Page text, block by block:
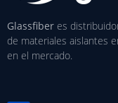
Glassfiber es
de materiales aislantes
en el mercado.